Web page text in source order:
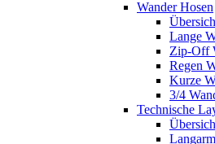
Wander Hosen
Lange
Zip-Off
Regen
Kurze
3/4
Technische